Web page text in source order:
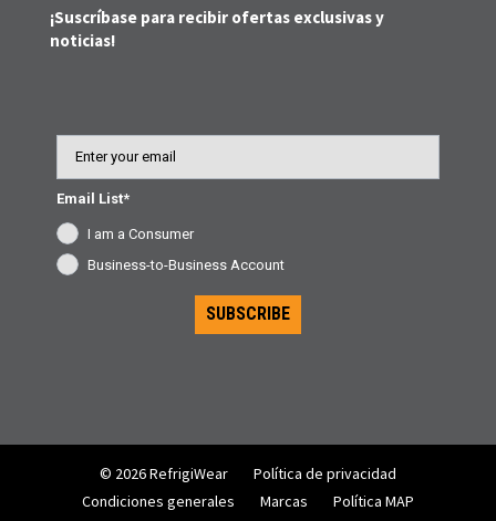
¡Suscríbase para recibir ofertas exclusivas y
noticias!
Email List*
I am a Consumer
Business-to-Business Account
SUBSCRIBE
© 2026 RefrigiWear
Política de privacidad
Condiciones generales
Marcas
Política MAP